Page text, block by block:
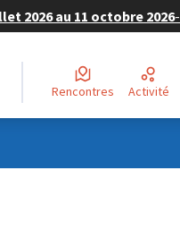
2026 au 11 octobre 2026-
Rencontres Activité